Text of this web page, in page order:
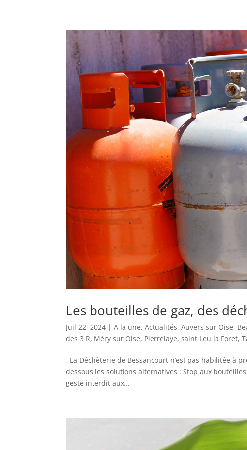
Les bouteilles de gaz, des
Juil 22, 2024 |A la une,Actualités,Auvers sur Oise,
des 3 R, Méry sur Oise, Pierrelaye,saint Leu la Foret,
La Déchèterie de Bessancourt n’est pas habilitée à
dessous les solutions alternatives : Stop aux
geste interdit aux...